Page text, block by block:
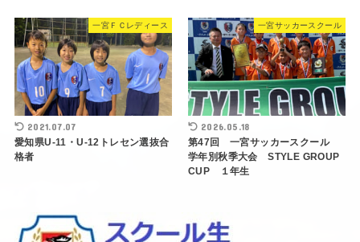
一宮ＦＣレディース
2021.07.07
愛知県U-11・U-12トレセン選抜合
格者
一宮サッカースクール
2026.05.18
第47回 一宮サッカースクール
学年別秋季大会 STYLE GROUP
CUP １年生